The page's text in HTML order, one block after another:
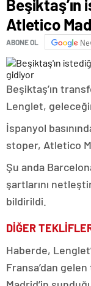
Atletico
ABONE OL
Beşiktaş’ın
Lenglet,
İspanyol
stoper, Atletico
Şu anda
şartlarını
bildirildi.
DİĞER
Haberde,
Fransa’dan